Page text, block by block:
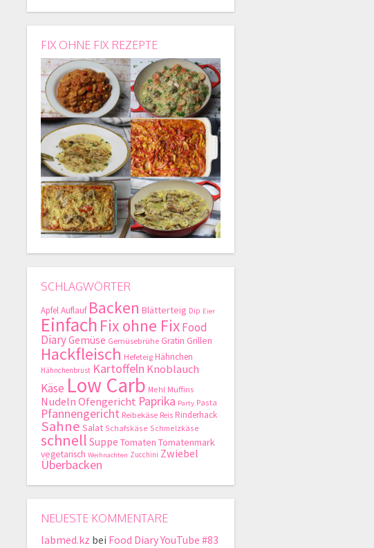
FIX OHNE FIX REZEPTE
SCHLAGWÖRTER
ApfelAuflauf Backen Blätterteig Dip Eier
Einfach Fix ohne FixFood
DiaryGemüse Gemüsebrühe Gratin Grillen
Hackfleisch Hefeteig Hähnchen
Hähnchenbrust Kartoffeln Knoblauch
Käse Low Carb Mehl Muffins
NudelnOfengericht Paprika Party Pasta
Pfannengericht Reibekäse Reis Rinderhack
Sahne Salat Schafskäse Schmelzkäse
schnell Suppe Tomaten Tomatenmark
vegetarisch Weihnachten Zucchini Zwiebel
Überbacken
NEUESTE KOMMENTARE
labmed.kz bei Food Diary YouTube #83